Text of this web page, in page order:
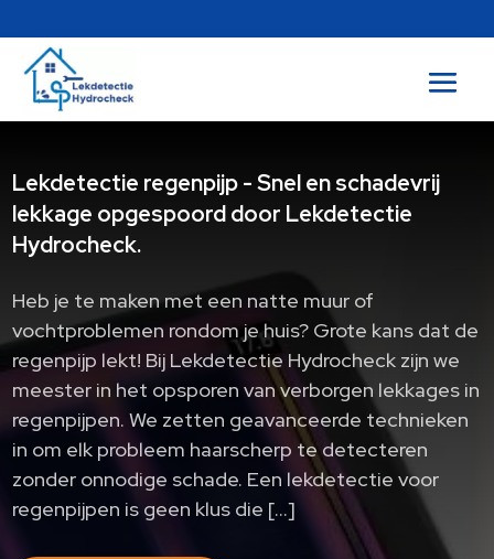
Lekdetectie regenpijp - Snel en schadevrij
lekkage opgespoord door Lekdetectie
Hydrocheck.
Heb je te maken met een natte muur of
vochtproblemen rondom je huis? Grote kans dat de
regenpijp lekt! Bij Lekdetectie Hydrocheck zijn we
meester in het opsporen van verborgen lekkages in
regenpijpen. We zetten geavanceerde technieken
in om elk probleem haarscherp te detecteren
zonder onnodige schade. Een lekdetectie voor
regenpijpen is geen klus die […]